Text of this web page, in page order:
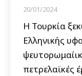
20/01/2024
Η Τουρκία
Ελληνικής
πετρελαϊκές